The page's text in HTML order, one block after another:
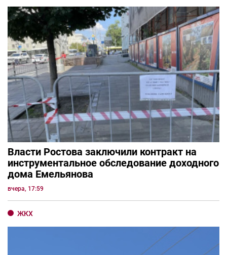
Власти Ростова заключили контракт на
инструментальное обследование доходного
дома Емельянова
вчера, 17:59
ЖКХ